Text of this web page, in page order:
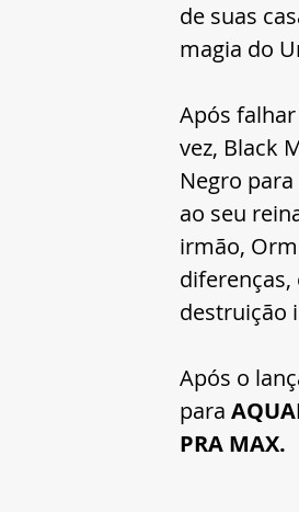
de suas
magia do
Após
vez, Black
Negro
ao seu
irmão,
destruição
Após o
para
PRA MAX.